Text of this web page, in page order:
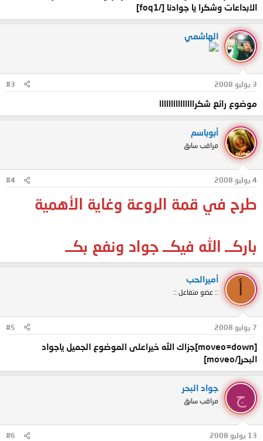
الابداعات وشكرا يا جوادنا [/foq1]
الهاشمي
3 يوليو 2008 #3
موضوع رائع شكرااااااااااااااا
أبوباسم
مراقب سابق
4 يوليو 2008 #4
طرح في قمة الروعة وغاية الأهمية
باركــ الله فيكــ جواد ونفع بكــ
أميرالحب
:: عضو متفاعل ::
7 يوليو 2008 #5
[moveo=down]جزاك الله خيراعلى الموضوع الجميل ياجواد
البحر[/moveo]
ج
جواد البحر
مراقب سابق
13 يوليو 2008 #6